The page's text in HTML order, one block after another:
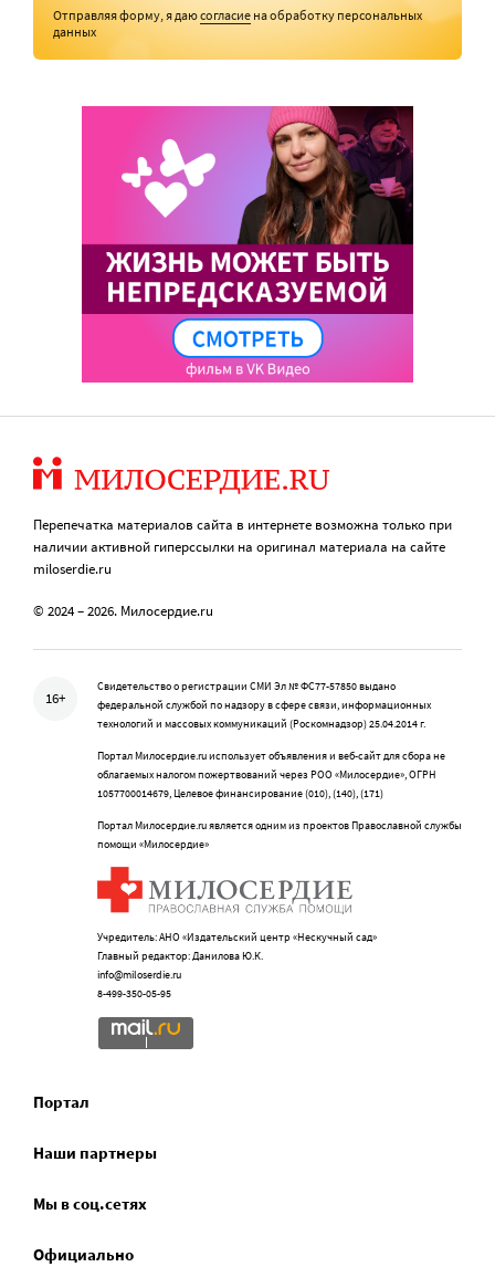
Отправляя форму, я даюсогласие на обработку персональных
данных
Перепечатка материалов сайта в интернете возможна только при
наличии активной гиперссылки на оригинал материала на сайте
miloserdie.ru
© 2024 – 2026. Милосердие.ru
16+
Свидетельство о регистрации СМИ Эл № ФС77-57850 выдано
федеральной службой по надзору в сфере связи, информационных
технологий и массовых коммуникаций (Роскомнадзор) 25.04.2014 г.
Портал Милосердие.ru использует объявления и веб-сайт для сбора не
облагаемых налогом пожертвований через РОО «Милосердие», ОГРН
1057700014679, Целевое финансирование (010), (140), (171)
Портал Милосердие.ru является одним из проектов Православной службы
помощи «Милосердие»
Учредитель: АНО «Издательский центр «Нескучный сад»
Главный редактор: Данилова Ю.К.
info@miloserdie.ru
8-499-350-05-95
Портал
Наши партнеры
Мы в соц.сетях
Официально